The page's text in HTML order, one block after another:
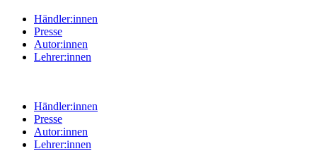
Händler:innen
Presse
Autor:innen
Lehrer:innen
Händler:innen
Presse
Autor:innen
Lehrer:innen